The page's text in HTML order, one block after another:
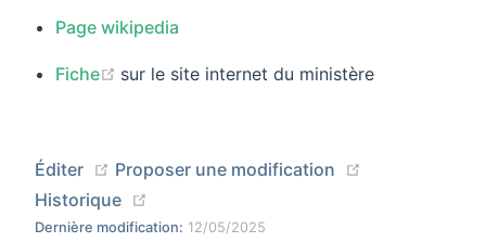
Page wikipedia
Fiche (opens new window)
sur le site internet du ministère
Éditer (opens new window)
Proposer une modification
Historique
Dernière modification: 12/05/2025